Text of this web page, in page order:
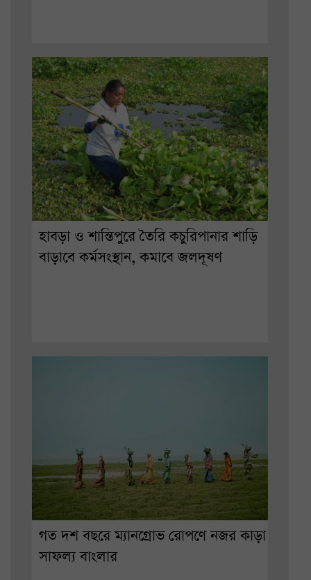
হাবড়া ও শান্তিপুরে তৈরি কচুরিপানার শাড়ি
বাড়াবে কর্মসংস্থান, কমাবে জলদূষণ
গত দশ বছরে ম্যানগ্রোভ রোপণে নজর কাড়া
সাফল্য বাংলার